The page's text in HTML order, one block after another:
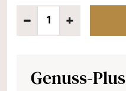
Genuss-Plus